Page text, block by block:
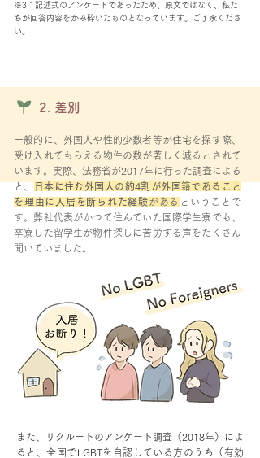
※3：記述式のアンケートであったため、原文ではなく、私た
ちが回答内容をかみ砕いたものとなっています。ご了承くださ
い。
2. 差別
一般的に、外国人や性的少数者等が住宅を探す際、
受け入れてもらえる物件の数が著しく減るとされて
います。実際、法務省が2017年に行った調査による
と、
日本に住む外国人の約4割が外国籍であること
を理由に入居を断られた経験がある ということで
す。弊社代表がかつて住んでいた国際学生寮でも、
卒寮した留学生が物件探しに苦労する声をたくさん
聞いていました。
また、リクルートのアンケート調査（2018年）によ
ると、全国でLGBTを自認している方のうち（有効